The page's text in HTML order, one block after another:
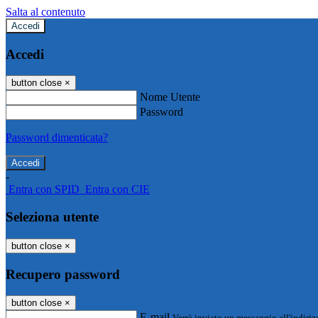
Salta al contenuto
Accedi
Accedi
button close ×
Nome Utente
Password
Password dimenticata?
-
Entra con SPID Entra con CIE
Seleziona utente
button close ×
Recupero password
button close ×